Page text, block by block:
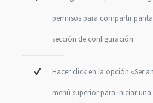
permisos para compartir
sección de configuración.
Hacer click en la opción «Ser
menú superior para iniciar